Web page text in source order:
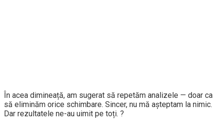
În acea dimineață, am sugerat să repetăm analizele — doar ca
să eliminăm orice schimbare. Sincer, nu mă așteptam la nimic.
Dar rezultatele ne-au uimit pe toți. ?